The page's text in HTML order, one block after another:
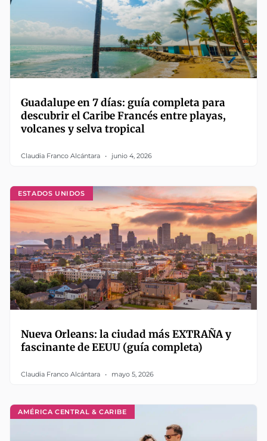
Guadalupe en 7 días: guía completa para
descubrir el Caribe Francés entre playas,
volcanes y selva tropical
Claudia Franco Alcántara junio 4, 2026
ESTADOS UNIDOS
Nueva Orleans: la ciudad más EXTRAÑA y
fascinante de EEUU (guía completa)
Claudia Franco Alcántara mayo 5, 2026
AMÉRICA CENTRAL & CARIBE